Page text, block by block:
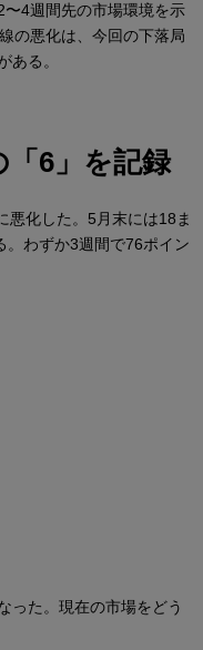
4週間先の市場環境を示
の悪化は、今回の下落局
ある。
6 」を記録
悪化した。5月末には18ま
。わずか3週間で76ポイン
った。現在の市場をどう